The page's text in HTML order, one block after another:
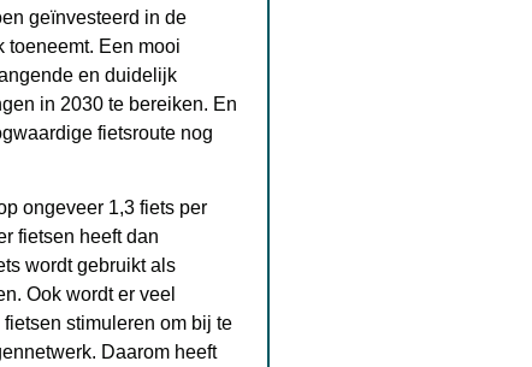
geïnvesteerd in de
toeneemt. Een mooi
en duidelijk
in 2030 te bereiken. En
fietsroute nog
ongeveer 1,3 fiets per
fietsen heeft dan
wordt gebruikt als
Ook wordt er veel
stimuleren om bij te
Daarom heeft